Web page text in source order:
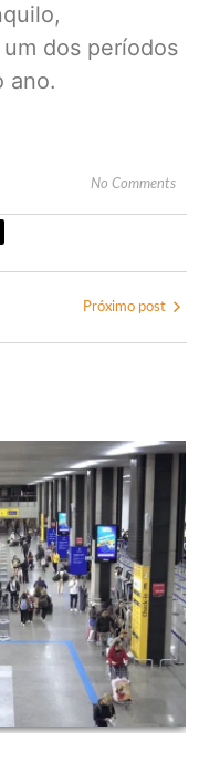
dos períodos
ano.
No Comments
Próximo post